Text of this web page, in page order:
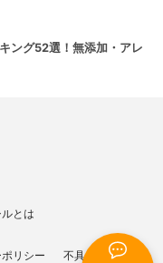
ング52選！無添加・アレ
とは
リシー 不具合報告